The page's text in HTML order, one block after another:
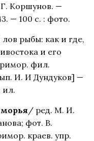
Г. Коршунов. —
— 100 с. : фото.
рыбы: как и где,
и его
фил.
И. И Дундуков] —
ил.
/ ред. М. И.
фот. В.
краев. упр.